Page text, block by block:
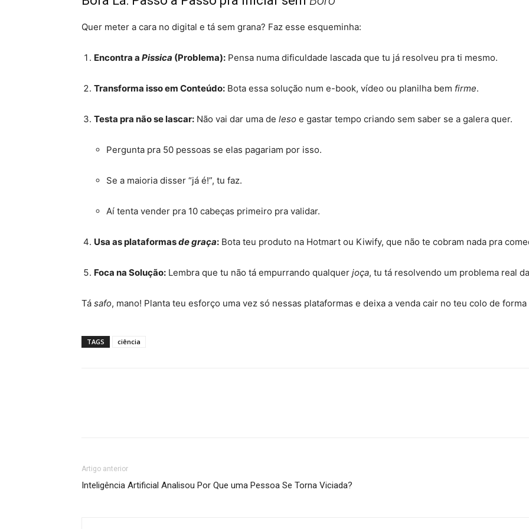
Quer meter a cara no digital e tá sem grana? Faz esse esqueminha:
Encontra a Pissica (Problema): Pensa numa dificuldade lascada que tu já resolveu pra ti mesmo.
Transforma isso em Conteúdo: Bota essa solução num e-book, vídeo ou planilha bem firme.
Testa pra não se lascar: Não vai dar uma de leso e gastar tempo criando sem saber se a galera quer.
Pergunta pra 50 pessoas se elas pagariam por isso.
Se a maioria disser “já é!”, tu faz.
Aí tenta vender pra 10 cabeças primeiro pra validar.
Usa as plataformasde graça: Bota teu produto na Hotmart ou Kiwify, que não te cobram nada pra
Foca na Solução: Lembra que tu não tá empurrando qualquer joça, tu tá resolvendo um problema real
Tá safo, mano! Planta teu esforço uma vez só nessas plataformas e deixa a venda cair no teu colo de
TAGS ciência
Artigo anterior
Inteligência Artificial Analisou Por Que uma Pessoa Se Torna Viciada?